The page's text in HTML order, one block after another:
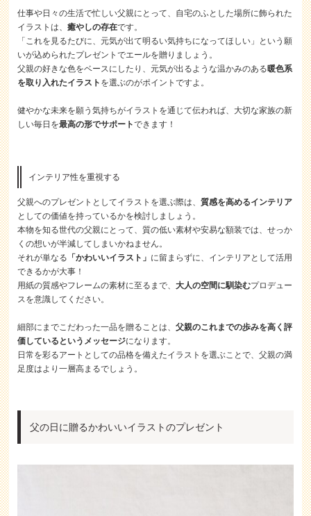
仕事や日々の生活で忙しい父親にとって、自宅のふとした場所に飾られた
イラストは、癒やしの存在です。
「これを見るたびに、元気が出て明るい気持ちになってほしい」という願
いが込められたプレゼントでエールを贈りましょう。
父親の好きな色をベースにしたり、元気が出るような温かみのある暖色系
を取り入れたイラスト を選ぶのがポイントですよ。
健やかな未来を願う気持ちがイラストを通じて伝われば、大切な家族の新
しい毎日を最高の形でサポートできます！
インテリア性を重視する
父親へのプレゼントとしてイラストを選ぶ際は、質感を高めるインテリア
としての価値を持っているかを検討しましょう。
本物を知る世代の父親にとって、質の低い素材や安易な額装では、せっか
くの想いが半減してしまいかねません。
それが単なる 「かわいいイラスト」 に留まらずに、インテリアとして活用
できるかが大事！
用紙の質感やフレームの素材に至るまで、大人の空間に馴染むプロデュー
スを意識してください。
細部にまでこだわった一品を贈ることは、父親のこれまでの歩みを高く評
価しているというメッセージになります。
日常を彩るアートとしての品格を備えたイラストを選ぶことで、父親の満
足度はより一層高まるでしょう。
父の日に贈るかわいいイラストのプレゼント